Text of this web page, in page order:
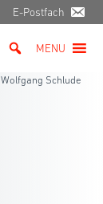
E-Postfach
MENU
Wolfgang Schlude